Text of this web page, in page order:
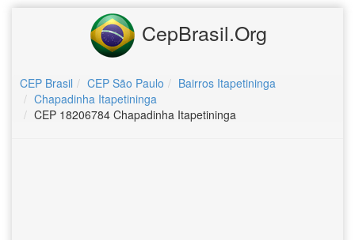
CepBrasil.Org
CEP Brasil CEP São Paulo
Bairros Itapetininga
Chapadinha Itapetininga
CEP 18206784 Chapadinha Itapetininga